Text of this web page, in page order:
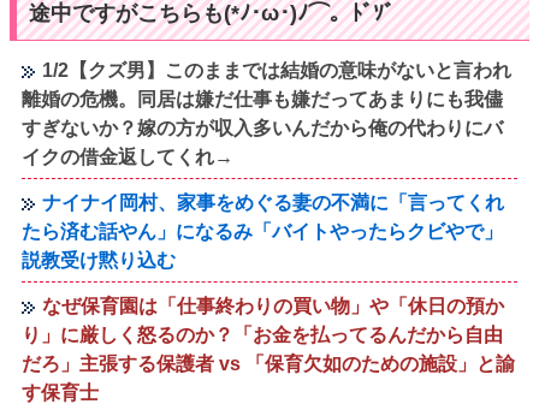
途中ですがこちらも(*ﾉ･ω･)ﾉ⌒。ﾄﾞｿﾞ
1/2【クズ男】このままでは結婚の意味がないと言われ
離婚の危機。同居は嫌だ仕事も嫌だってあまりにも我儘
すぎないか？嫁の方が収入多いんだから俺の代わりにバ
イクの借金返してくれ→
ナイナイ岡村、家事をめぐる妻の不満に「言ってくれ
たら済む話やん」になるみ「バイトやったらクビやで」
説教受け黙り込む
なぜ保育園は「仕事終わりの買い物」や「休日の預か
り」に厳しく怒るのか？「お金を払ってるんだから自由
だろ」主張する保護者 vs 「保育欠如のための施設」と諭
す保育士